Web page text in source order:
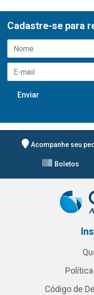
Cadastre-se para
Acompanhe seu
Boletos
Código de